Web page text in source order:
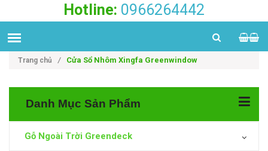
Hotline: 0966264442
Trang chủ / Cửa Sổ Nhôm Xingfa Greenwindow
Danh Mục Sản Phẩm
Gỗ Ngoài Trời Greendeck